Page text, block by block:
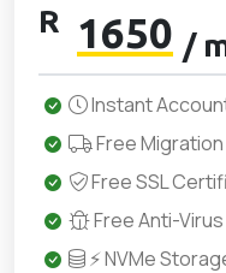
R 1650 /
Instant
Free
Free SSL
Free Anti-Virus
⚡ NVMe